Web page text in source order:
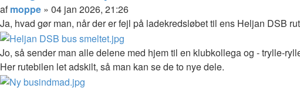
Citer
Indlæg
afmoppe » 04 jan 2026, 21:26
Ja, hvad gør man, når der er fejl på ladekredsløbet til ens Heljan DSB
Jo, så sender man alle delene med hjem til en klubkollega og - trylle-
Her rutebilen let adskilt, så man kan se de to nye dele.